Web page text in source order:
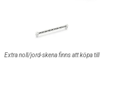
Extra noll/jord-skena finns att köpa till